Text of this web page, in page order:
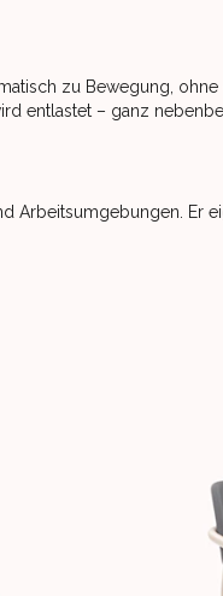
zu Bewegung,
entlastet – ganz
Arbeitsumgebungen. Er